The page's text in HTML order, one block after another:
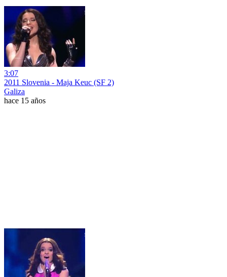
3:07
2011 Slovenia - Maja Keuc (SF 2)
Galiza
hace 15 años